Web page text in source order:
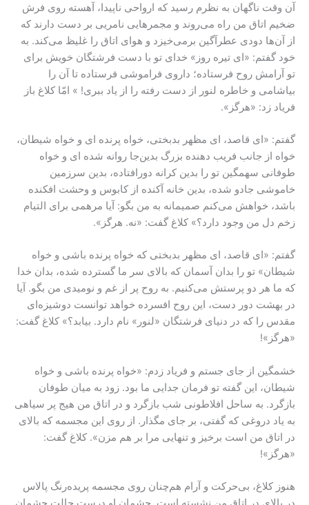
آن وقت ناگهان به نظرم رسید که ارواحی ناپیدا، آهسته روی فرش
ضخیم اتاق من راه می‌روند و مجمرهایی نامریی بر دست دارند که
از آن‌ها دودی عطرآگین برمی‌خیزد و هوای اتاق را غلیظ می‌کند. به
خود گفتم: «ای تیره روز» خدای تو با دست فرشتگان خویش برای
تو آرامش روح فرستاده؛ داروی فراموشی فرستاده تا آن را
بیاشامی و خاطره‌ لنور از دست رفته را از یاد ببری! » امّا کلاغ باز
فریاد زد: «هرگز».
گفتم: «ای قاصد، ای مظهر بدبختی، خواه پرنده ای و خواه شیطان،
خواه از جانب فریب دهنده‌ بزرگ بدین‌جا روانه شده ای و خواه
طوفانی سهمگین تو را بدین کرانه‌ دورافتاده، بدین سرزمین
خاموشی جادو شده، بدین خانه‌ آکنده از کابوس و وحشت افکنده
باشد، خواهش می‌کنم صمیمانه به من بگو: آیا مرهمی برای التیام
زخم دل من وجود دارد؟» کلاغ گفت: «نه. هرگز».
گفتم: «ای قاصد، ای مظهر بدبختی که خواه پرنده باشی و خواه
شیطان» تو را بدان آسمان که بالای سر ما گسترده شده، بدان خدا
که ما هر دو پرستش می‌کنیم. به روح پر از غم و نومیدی من بگو. آیا
در بهشت دور دست، این روح افسرده خواهد توانست دوشیزه‌ای
مقدس را که در دنیای فرشتگان «لنور» نام دارد. بیابد؟» کلاغ گفت:
«هرگز»!
خشمگین از جای جستم و فریاد زدم: «خواه پرنده باشی و خواه
شیطان، این گفته‌ تو فرمان جدایی ما بود. زود به میان طوفان
بازگرد. به ساحل افلاطونی شب بازگرد و در اتاق من هیج پر سیاهی
به یاد دروغی که گفتی، بر جای مگذار. از روی این مجسمه که بالای
در اتاق من است برخیز و تنهایی مرا بر هم مزن». کلاغ گفت:
«هرگز»!
هنوز کلاغ، بی‌حرکت و آرام هم‌چنان روی مجسمه‌ پریده‌رنگ پالاس